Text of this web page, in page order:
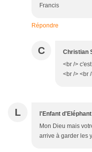
Francis
Répondre
C Christian
<br />
<br /> <br
L l'Enfant d'Eléphant
Mon Dieu mais
arrive à garder les